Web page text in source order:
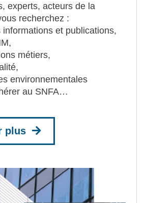
experts, acteurs de la
recherchez :
informations et publications,
métiers,
environnementales
au SNFA…
plus